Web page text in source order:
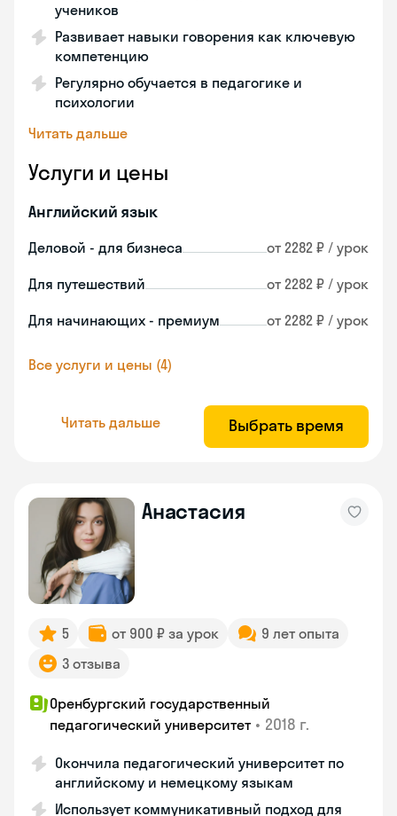
учеников
Развивает навыки говорения как ключевую
компетенцию
Регулярно обучается в педагогике и
психологии
Читать дальше
Услуги и цены
Английский язык
Деловой - для бизнеса от 2282 ₽ / урок
Для путешествий от 2282 ₽ / урок
Для начинающих - премиум от 2282 ₽ / урок
Все услуги и цены (4)
Читать дальше Выбрать время
Анастасия
5 от 900 ₽ за урок
9 лет опыта
3 отзыва
Оренбургский государственный
педагогический университет • 2018 г.
Окончила педагогический университет по
английскому и немецкому языкам
Использует коммуникативный подход для